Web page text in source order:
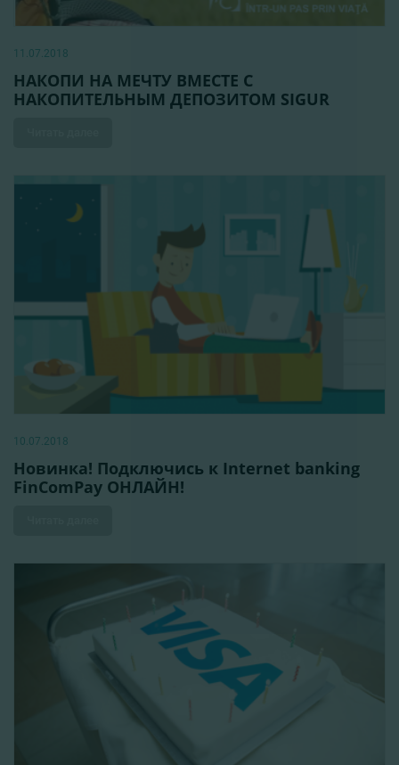
11.07.2018
НАКОПИ НА МЕЧТУ ВМЕСТЕ С
НАКОПИТЕЛЬНЫМ ДЕПОЗИТОМ SIGUR
10.07.2018
Новинка! Подключись к Internet banking
FinComPay ОНЛАЙН!